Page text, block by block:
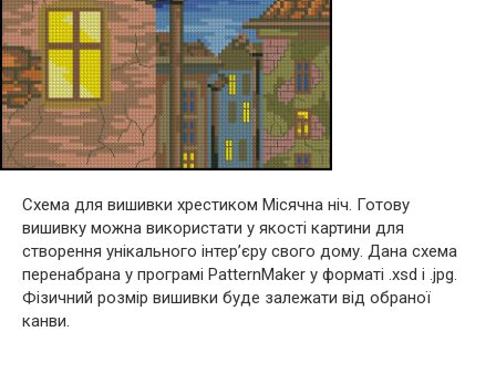
Схема для вишивки хрестиком Місячна ніч. Готову
вишивку можна використати у якості картини для
створення унікального інтер’єру свого дому. Дана схема
перенабрана у програмі PatternMaker у форматі .xsd і .jpg.
Фізичний розмір вишивки буде залежати від обраної
канви.